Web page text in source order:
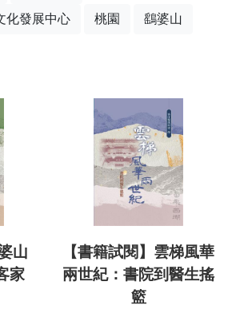
化發展中心 桃園 鷂婆山
山
家
【書籍試閱】雲梯風華
兩世紀：書院到醫生搖
籃